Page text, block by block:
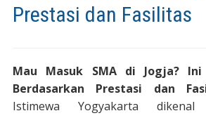
Prestasi dan Fasilitas
Mau Masuk SMA di Jogja?
Berdasarkan Prestasi dan
Istimewa Yogyakarta